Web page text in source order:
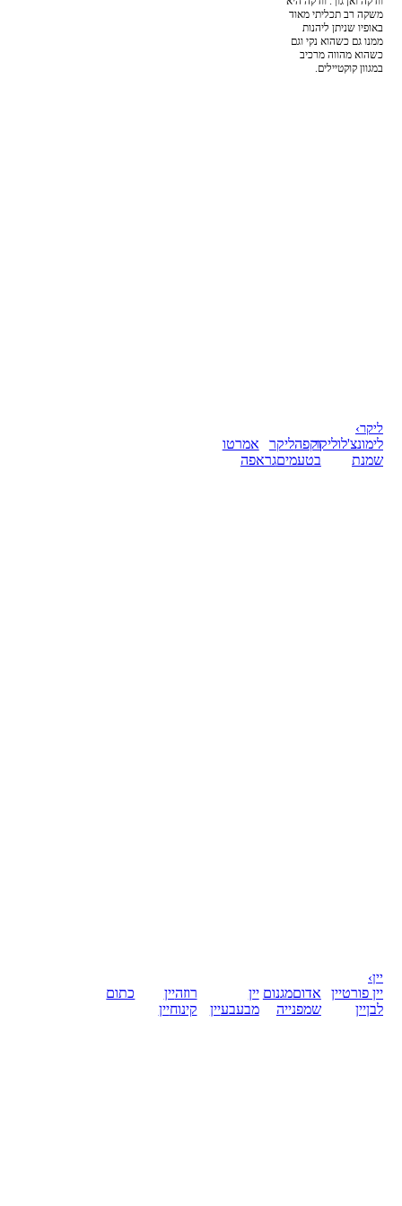
משקה רב תכליתי מאוד
באופיו שניתן ליהנות
ממנו גם כשהוא נקי וגם
כשהוא מהווה מרכיב
במגוון קוקטיילים.
ליקר›
לימונצ'לוליקר
שמנת
וקפהליקר
בטעמיםגראפה
אמרטו
יין›
יין פורטיין
לבןיין
אדוםמגנום
שמפנייה
יין
מבעבעיין
רוזהיין
קינוחיין
כתום